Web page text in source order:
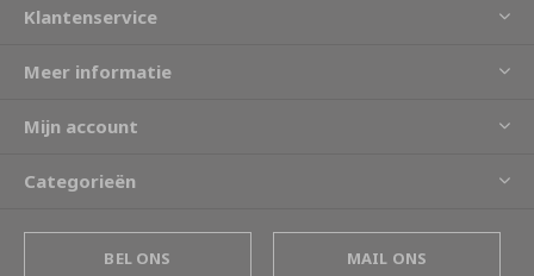
Klantenservice
Meer informatie
Mijn account
Categorieën
BEL ONS MAIL ONS